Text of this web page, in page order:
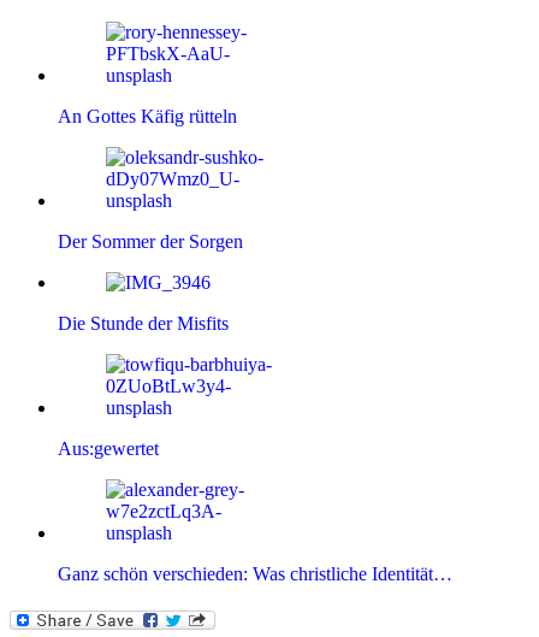
An Gottes Käfig rütteln
Der Sommer der Sorgen
Die Stunde der Misfits
Aus:gewertet
Ganz schön verschieden: Was christliche Identität…